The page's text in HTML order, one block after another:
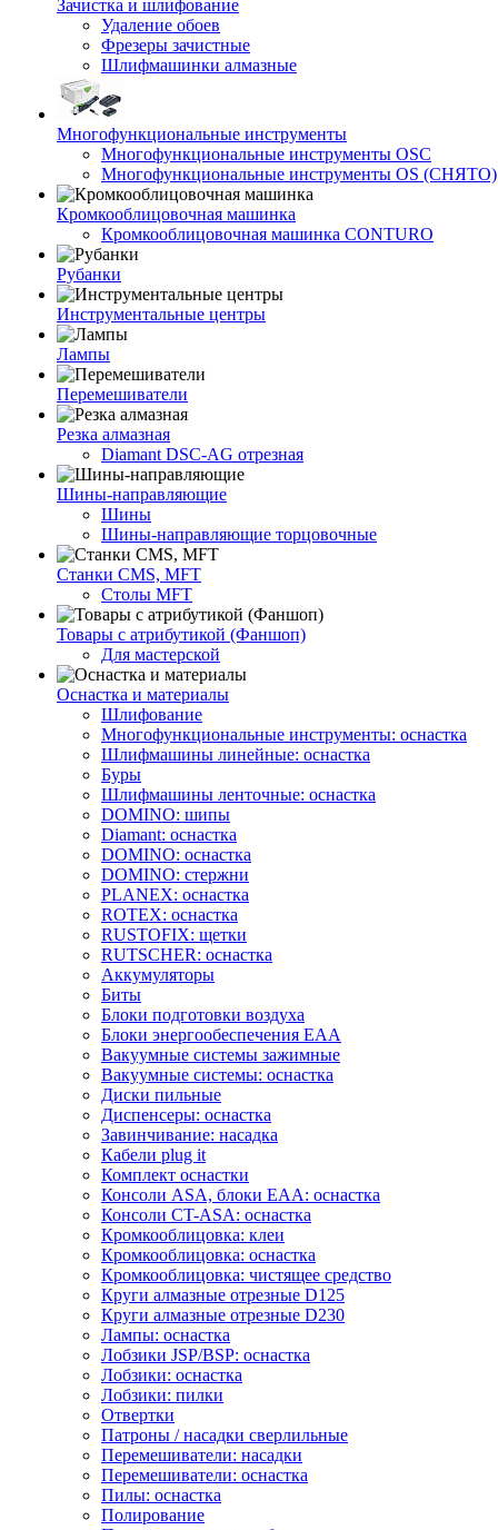
Зачистка и шлифование
Удаление обоев
Фрезеры зачистные
Шлифмашинки алмазные
Многофункциональные инструменты
Многофункциональные инструменты OSC
Многофункциональные инструменты OS (СНЯТО)
Кромкооблицовочная машинка
Кромкооблицовочная машинка CONTURO
Рубанки
Инструментальные центры
Лампы
Перемешиватели
Резка алмазная
Diamant DSC-AG отрезная
Шины-направляющие
Шины
Шины-направляющие торцовочные
Станки CMS, MFT
Столы MFT
Товары с атрибутикой (Фаншоп)
Для мастерской
Оснастка и материалы
Шлифование
Многофункциональные инструменты: оснастка
Шлифмашины линейные: оснастка
Буры
Шлифмашины ленточные: оснастка
DOMINO: шипы
Diamant: оснастка
DOMINO: оснастка
DOMINO: стержни
PLANEX: оснастка
ROTEX: оснастка
RUSTOFIX: щетки
RUTSCHER: оснастка
Аккумуляторы
Биты
Блоки подготовки воздуха
Блоки энергообеспечения EAA
Вакуумные системы зажимные
Вакуумные системы: оснастка
Диски пильные
Диспенсеры: оснастка
Завинчивание: насадка
Кабели plug it
Комплект оснастки
Консоли ASA, блоки EAA: оснастка
Консоли CT-ASA: оснастка
Кромкооблицовка: клеи
Кромкооблицовка: оснастка
Кромкооблицовка: чистящее средство
Круги алмазные отрезные D125
Круги алмазные отрезные D230
Лампы: оснастка
Лобзики JSP/BSP: оснастка
Лобзики: оснастка
Лобзики: пилки
Отвертки
Патроны / насадки сверлильные
Перемешиватели: насадки
Перемешиватели: оснастка
Пилы: оснастка
Полирование